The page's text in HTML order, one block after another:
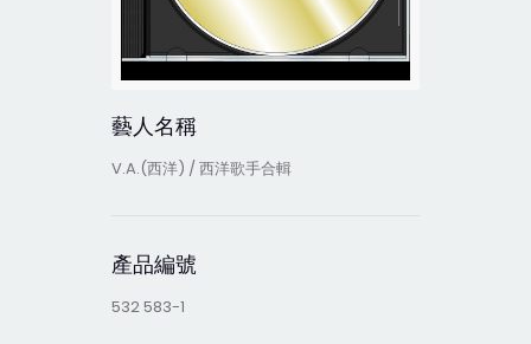
藝人名稱
V.A.(西洋) / 西洋歌手合輯
產品編號
532 583-1